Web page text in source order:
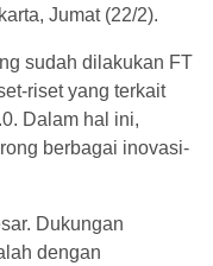
Jumat (22/2).
sudah dilakukan FT
riset yang terkait
Dalam hal ini,
berbagai inovasi-
Dukungan
dengan